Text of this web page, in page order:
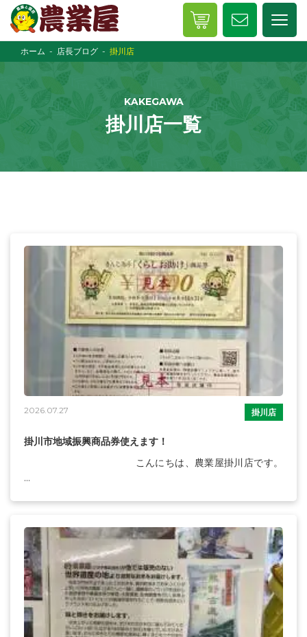
ホーム 店長ブログ 掛川店
KAKEGAWA
掛川店一覧
2026.07.27 掛川店
掛川市地域振興商品券使えます！
こんにちは、農業屋掛川店です。
...